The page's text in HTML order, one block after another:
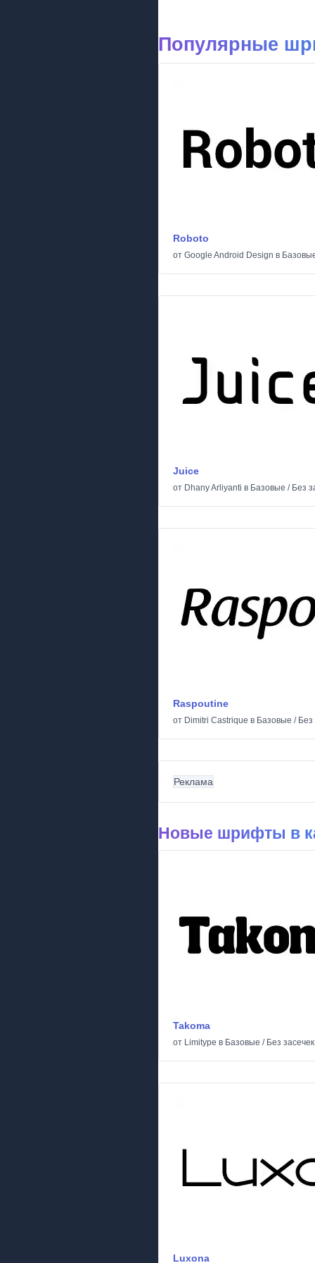
Популярные
Roboto
от Google Android Design в
Juice
от Dhany Arliyanti в Базовые / Без
Raspoutine
от Dimitri Castrique в Базовые / Без
Реклама
Новые шрифты в
Takoma
от Limitype в Базовые / Без засечек
Luxona